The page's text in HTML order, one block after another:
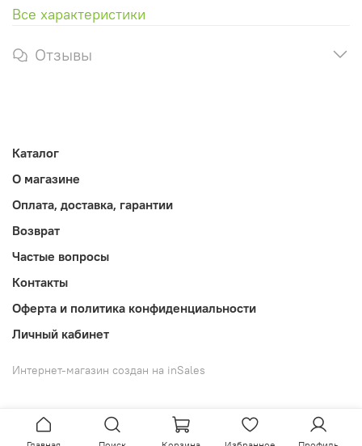
Все характеристики
Отзывы
Каталог
О магазине
Оплата, доставка, гарантии
Возврат
Частые вопросы
Контакты
Оферта и политика конфиденциальности
Личный кабинет
Интернет-магазин создан на inSales